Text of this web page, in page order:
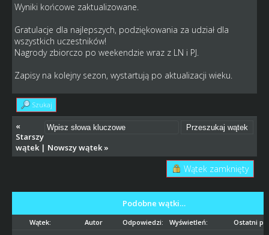
Wyniki końcowe zaktualizowane.
Gratulacje dla najlepszych, podziękowania za udział dla
wszystkich uczestników!
Nagrody zbiorczo po weekendzie wraz z LN i PJ.
Zapisy na kolejny sezon, wystartują po aktualizacji wieku.
Szukaj
«
Starszy
wątek| Nowszy wątek»
Wątek zamknięty
Podobne wątki…
Wątek: Autor Odpowiedzi: Wyświetleń: Ostatni